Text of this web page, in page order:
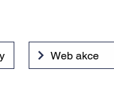
Web akce